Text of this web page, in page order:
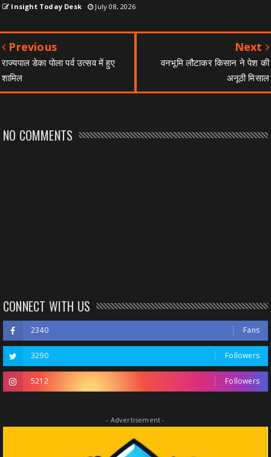
Insight Today Desk July 08, 2026
Previous
राज्यपाल डेका पोला पर्व उत्सव में हुए
शामिल
Next
वनभूमि लौटाकर किसान ने पेश की
अनूठी मिसाल
NO COMMENTS
CONNECT WITH US
2340 Fans
3290 Followers
5212 Followers
- Advertisement -